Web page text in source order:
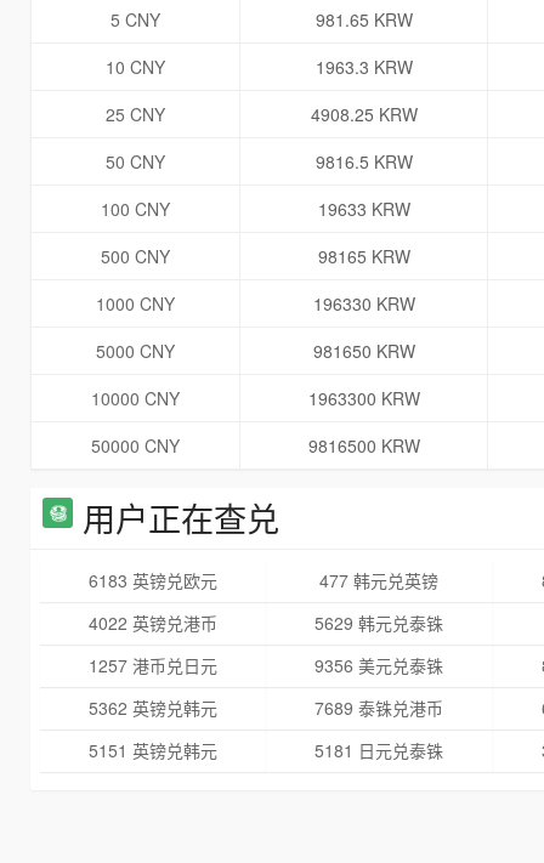
5 CNY
981.65 KRW
10 CNY
1963.3 KRW
25 CNY
4908.25 KRW
50 CNY
9816.5 KRW
100 CNY
19633 KRW
500 CNY
98165 KRW
1000 CNY
196330 KRW
5000 CNY
981650 KRW
10000 CNY
1963300 KRW
50000 CNY
9816500 KRW
用户正在查兑
6183 英镑兑欧元 477 韩元兑英镑
4022 英镑兑港币
5629 韩元兑泰铢
1257 港币兑日元
9356 美元兑泰铢
5362 英镑兑韩元
7689 泰铢兑港币
5151 英镑兑韩元
5181 日元兑泰铢